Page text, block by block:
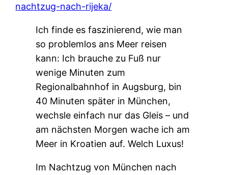
nachtzug-nach-rijeka/
Ich finde es faszinierend, wie man
so problemlos ans Meer reisen
kann: Ich brauche zu Fuß nur
wenige Minuten zum
Regionalbahnhof in Augsburg, bin
40 Minuten später in München,
wechsle einfach nur das Gleis – und
am nächsten Morgen wache ich am
Meer in Kroatien auf. Welch Luxus!
Im Nachtzug von München nach